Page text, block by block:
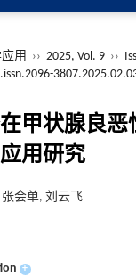
用 ›› 2025, Vol. 9 ››
甲状腺良恶
用研究
会单, 刘云飞
+